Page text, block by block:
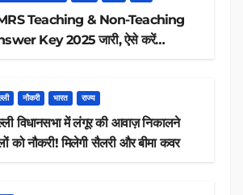
Teaching & Non-Teaching
Key 2025 जारी, ऐसे करें
नौकरी भारत राज्य
विधानसभा में लंगूर की आवाज़ निकालने
वालों को नौकरी! मिलेगी सैलरी और बीमा कवर